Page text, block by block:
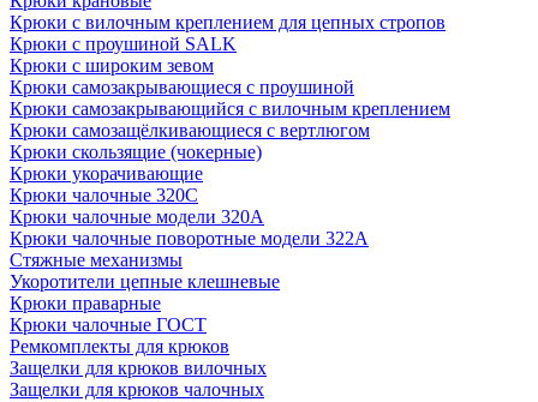
Крюки с вилочным креплением для цепных стропов
Крюки с проушиной SALK
Крюки с широким зевом
Крюки самозакрывающиеся с проушиной
Крюки самозакрывающийся с вилочным креплением
Крюки самозащёлкивающиеся с вертлюгом
Крюки скользящие (чокерные)
Крюки укорачивающие
Крюки чалочные 320C
Крюки чалочные модели 320А
Крюки чалочные поворотные модели 322А
Стяжные механизмы
Укоротители цепные клешневые
Крюки праварные
Крюки чалочные ГОСТ
Ремкомплекты для крюков
Защелки для крюков вилочных
Защелки для крюков чалочных